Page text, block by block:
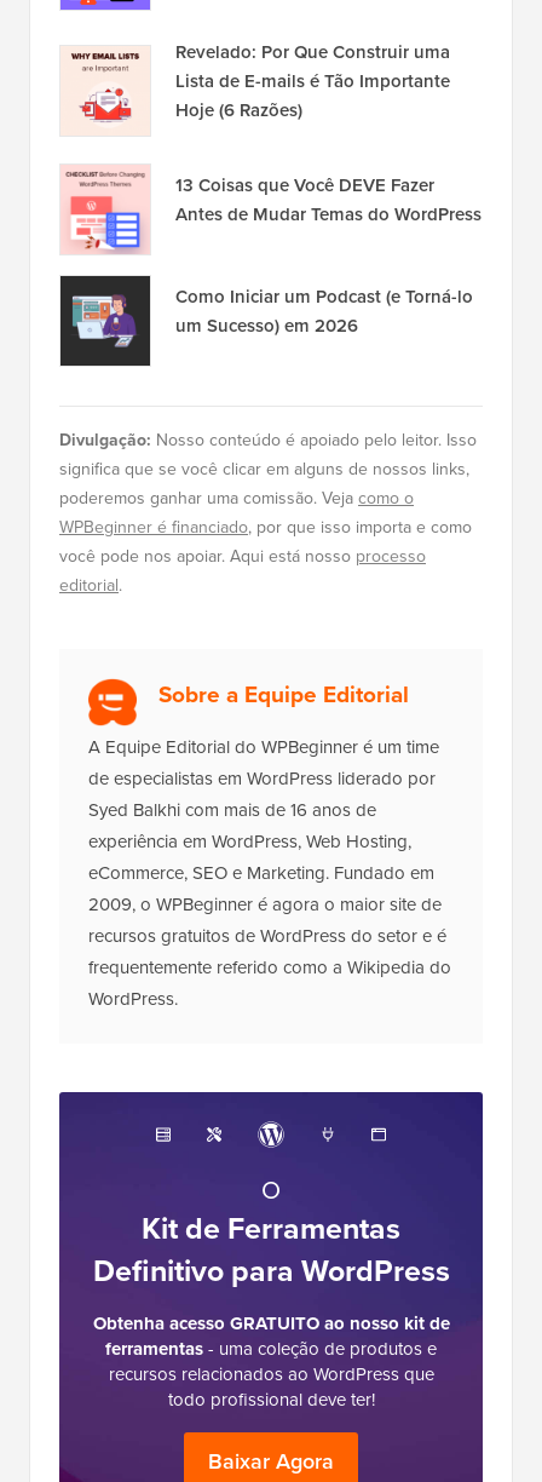
Revelado: Por Que Construir uma
Lista de E-mails é Tão Importante
Hoje (6 Razões)
13 Coisas que Você DEVE Fazer
Antes de Mudar Temas do WordPress
Como Iniciar um Podcast (e Torná-lo
um Sucesso) em 2026
Divulgação: Nosso conteúdo é apoiado pelo leitor. Isso
significa que se você clicar em alguns de nossos links,
poderemos ganhar uma comissão. Vejacomo o
WPBeginner é financiado, por que isso importa e como
você pode nos apoiar. Aqui está nosso processo
editorial.
Sobre a Equipe Editorial
A Equipe Editorial do WPBeginner é um time
de especialistas em WordPress liderado por
Syed Balkhi com mais de 16 anos de
experiência em WordPress, Web Hosting,
eCommerce, SEO e Marketing. Fundado em
2009, o WPBeginner é agora o maior site de
recursos gratuitos de WordPress do setor e é
frequentemente referido como a Wikipedia do
WordPress.
O
Kit de Ferramentas
Definitivo para WordPress
Obtenha acesso GRATUITO ao nosso kit de
ferramentas- uma coleção de produtos e
recursos relacionados ao WordPress que
todo profissional deve ter!
Baixar Agora